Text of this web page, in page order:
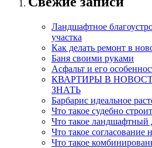
Ландшафтное
участка
Как делать ремонт в
Баня своими руками
Асфальт и его
КВАРТИРЫ В
ЗНАТЬ
Барбарис идеальное
Что такое судебно
Что такое ландшафтный
Что такое
Что такое